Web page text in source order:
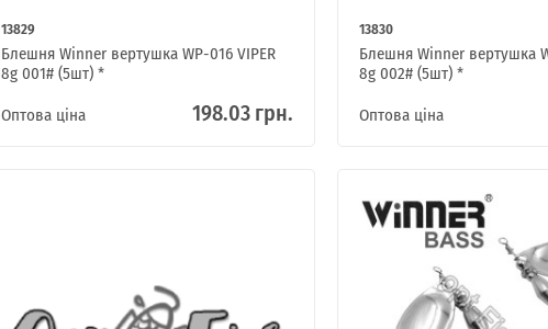
13829
Блешня Winner вертушка WP-016 VIPER
8g 001# (5шт) *
Оптова ціна
198.03 грн.
13830
Блешня Winner вертушка
8g 002# (5шт) *
Оптова ціна